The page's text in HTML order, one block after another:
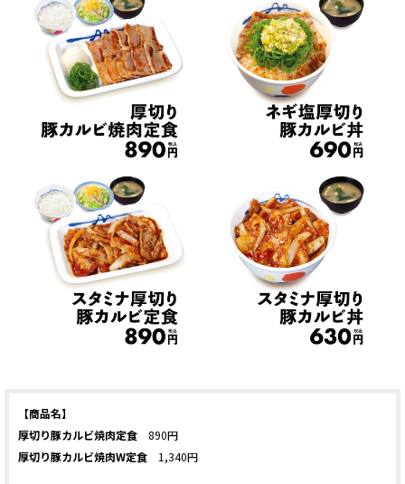
【商品名】
厚切り豚カルビ焼肉定食 890円
厚切り豚カルビ焼肉W定食 1,340円